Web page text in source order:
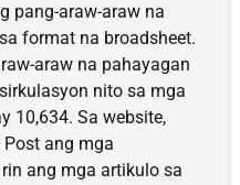
pang-araw-araw na
format na broadsheet.
araw na pahayagan
nito sa mga
10,634. Sa website,
ang mga
ang mga artikulo sa